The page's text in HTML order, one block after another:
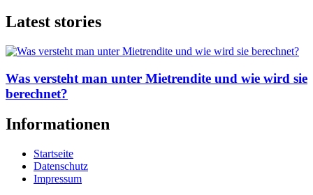
Latest stories
Was versteht man unter Mietrendite und wie wird sie
berechnet?
Informationen
Startseite
Datenschutz
Impressum